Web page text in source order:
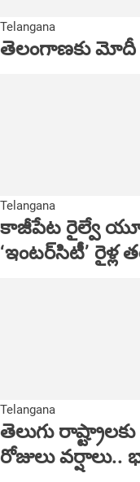
Telangana
తెలంగాణకు మోదీ
Telangana
కాజీపేట రైల్వే
‘ఇంటర్‌సిటీ’ రైళ్ల
Telangana
తెలుగు
రోజులు